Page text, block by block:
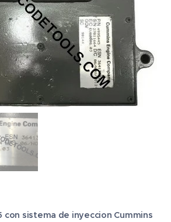
con sistema de inyeccion Cummins